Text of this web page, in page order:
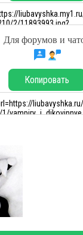
Для форумов и
Копировать